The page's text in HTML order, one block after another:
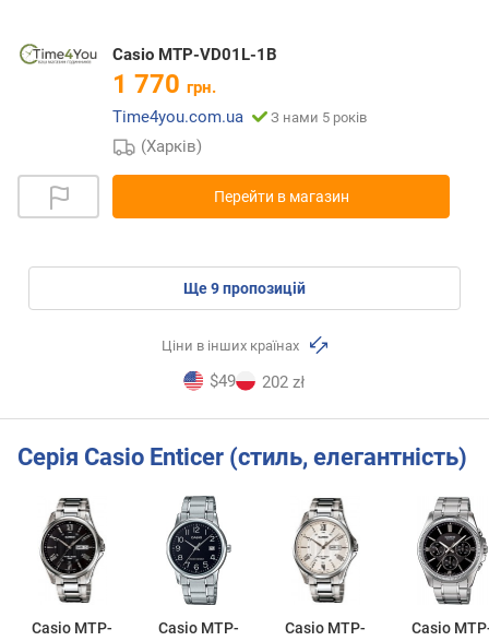
Casio MTP-VD01L-1B
1 770 грн.
Time4you.com.ua
З нами 5 років
(Харків)
Перейти в магазин
ще9пропозицій
Ціни в інших країнах
$49 202 zł
Серія Casio Enticer (стиль, елегантність)
Casio MTP-
Casio MTP-
Casio MTP-
Casio